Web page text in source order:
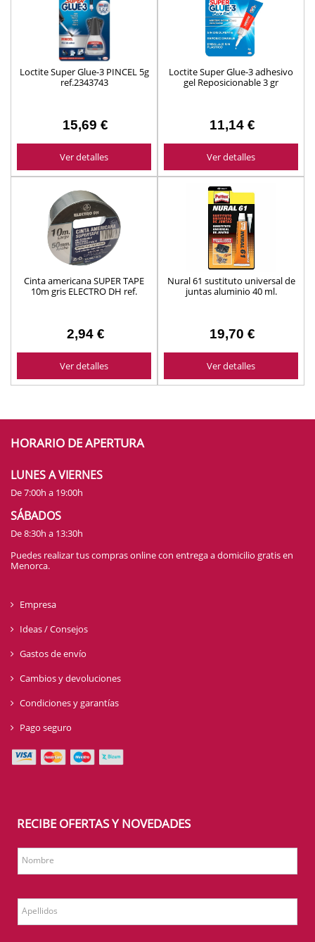
Loctite Super Glue-3 PINCEL 5g
ref.2343743
15,69 €
Ver detalles
Loctite Super Glue-3 adhesivo
gel Reposicionable 3 gr
11,14 €
Ver detalles
Cinta americana SUPER TAPE
10m gris ELECTRO DH ref.
2,94 €
Ver detalles
Nural 61 sustituto universal de
juntas aluminio 40 ml.
19,70 €
Ver detalles
HORARIO DE APERTURA
LUNES A VIERNES
De 7:00h a 19:00h
SÁBADOS
De 8:30h a 13:30h
Puedes realizar tus compras online con entrega a domicilio gratis en
Menorca.
Empresa
Ideas / Consejos
Gastos de envío
Cambios y devoluciones
Condiciones y garantías
Pago seguro
RECIBE OFERTAS Y NOVEDADES
Nombre
Apellidos